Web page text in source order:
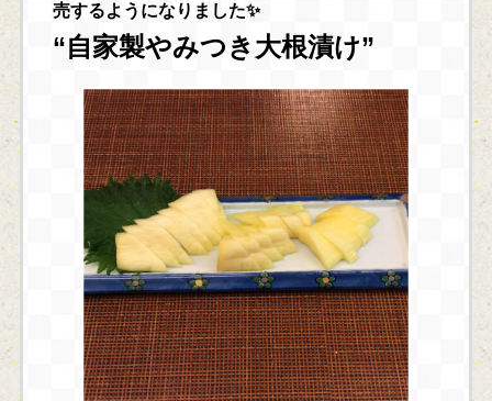
売するようになりました✨
“自家製やみつき大根漬け”